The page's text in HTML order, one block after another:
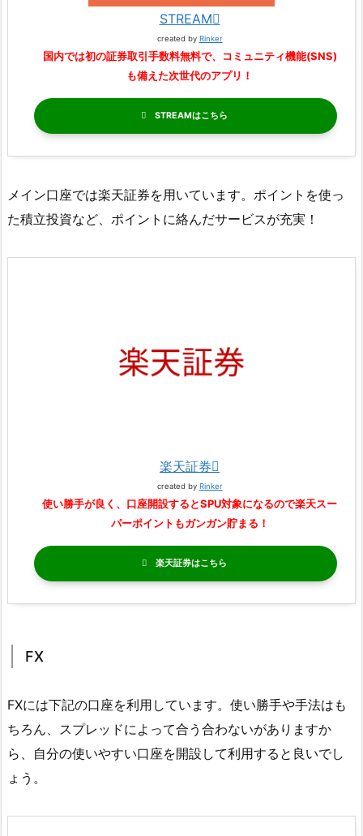
STREAM
created by Rinker
国内では初の証券取引手数料無料で、コミュニティ機能(SNS)
も備えた次世代のアプリ！
STREAM
メイン口座では楽天証券を用いています。ポイントを使っ
た積立投資など、ポイントに絡んだサービスが充実！
楽天証券
created by Rinker
使い勝手が良く、口座開設するとSPU対象になるので楽天スー
パーポイントもガンガン貯まる！
楽天証券
FX
FXには下記の口座を利用しています。使い勝手や手法はも
ちろん、スプレッドによって合う合わないがありますか
ら、自分の使いやすい口座を開設して利用すると良いでし
ょう。